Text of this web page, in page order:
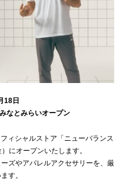
18日
なとみらいオープン
ィシャルストア「ニューバランス
にオープンいたします。
ズやアパレルアクセサリーを、厳
す。